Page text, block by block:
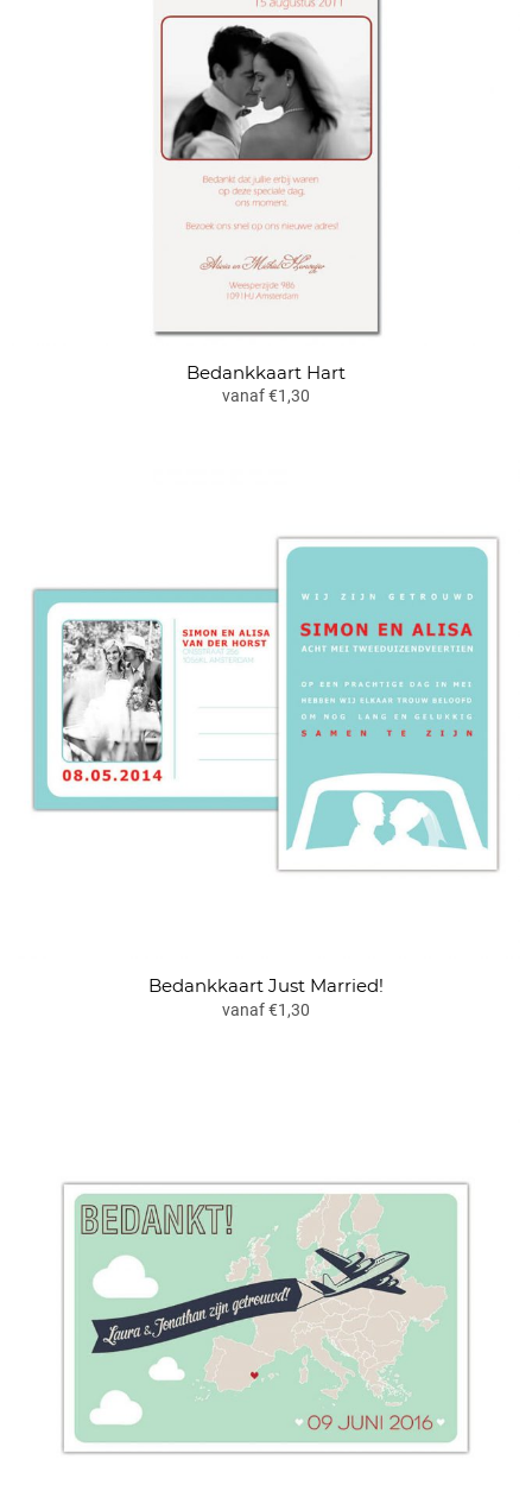
Bedankkaart Hart
vanaf €1,30
Bedankkaart Just Married!
vanaf €1,30